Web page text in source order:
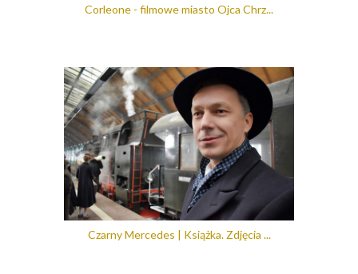
Corleone - filmowe miasto Ojca Chrz...
Czarny Mercedes | Książka. Zdjęcia ...